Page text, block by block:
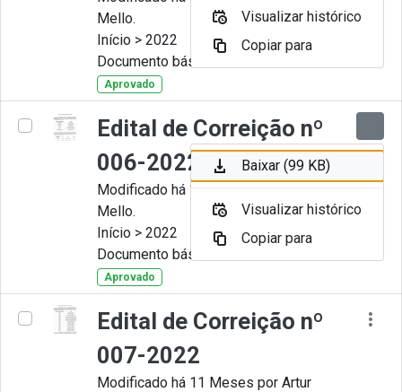
Mello.
Início > 2022
Documento básico
Aprovado
Edital de Correição nº
006-2022
Modificado há 11 Meses por Artur
Mello.
Início > 2022
Documento básico
Aprovado
Edital de Correição nº
007-2022
Modificado há 11 Meses por Artur
Visualizar histórico
Copiar para
Baixar (99 KB)
Visualizar histórico
Copiar para